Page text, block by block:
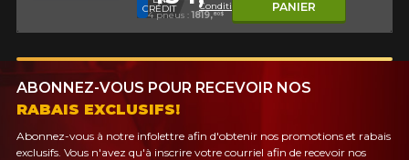
CRÉDIT Conditions
4 pneus : 1819,80$
PANIER
ABONNEZ-VOUS POUR RECEVOIR NOS
RABAIS EXCLUSIFS!
Abonnez-vous à notre infolettre afin d'obtenir nos promotions et rabais
exclusifs. Vous n'avez qu'à inscrire votre courriel afin de recevoir nos